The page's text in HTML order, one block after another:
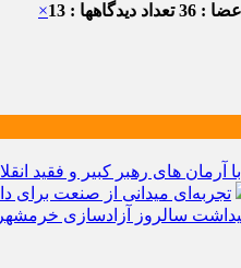
: 36 تعداد دیدگاهها : 13 ×
های رهبر کبیر و فقید
تجربه‌ای میدانی از صنعت برای
سالروز آزادسازی خرمشهر